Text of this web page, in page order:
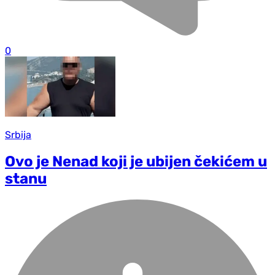
0
Srbija
Ovo je Nenad koji je ubijen čekićem u
stanu